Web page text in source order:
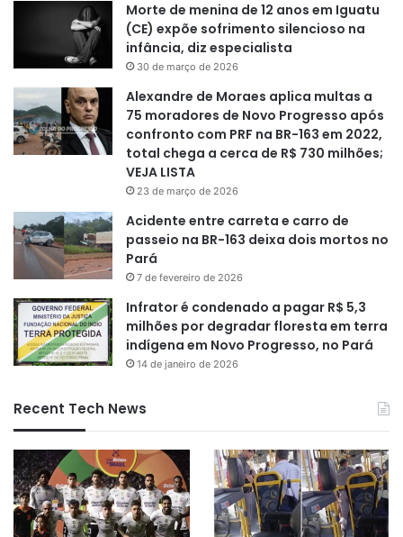
Morte de menina de 12 anos em Iguatu
(CE) expõe sofrimento silencioso na
infância, diz especialista
30 de março de 2026
Alexandre de Moraes aplica multas a
75 moradores de Novo Progresso após
confronto com PRF na BR-163 em 2022,
total chega a cerca de R$ 730 milhões;
VEJA LISTA
23 de março de 2026
Acidente entre carreta e carro de
passeio na BR-163 deixa dois mortos no
Pará
7 de fevereiro de 2026
Infrator é condenado a pagar R$ 5,3
milhões por degradar floresta em terra
indígena em Novo Progresso, no Pará
14 de janeiro de 2026
Recent Tech News